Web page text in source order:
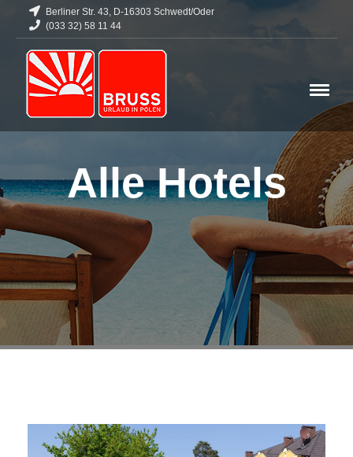
Berliner Str. 43, D-16303 Schwedt/Oder
(033 32) 58 11 44
Alle Hotels